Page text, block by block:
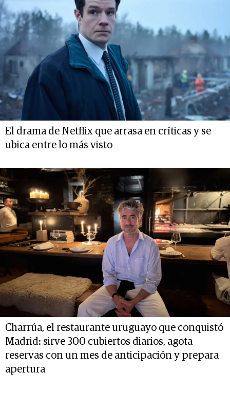
El drama de Netflix que arrasa en críticas y se
ubica entre lo más visto
Charrúa, el restaurante uruguayo que conquistó
Madrid: sirve 300 cubiertos diarios, agota
reservas con un mes de anticipación y prepara
apertura